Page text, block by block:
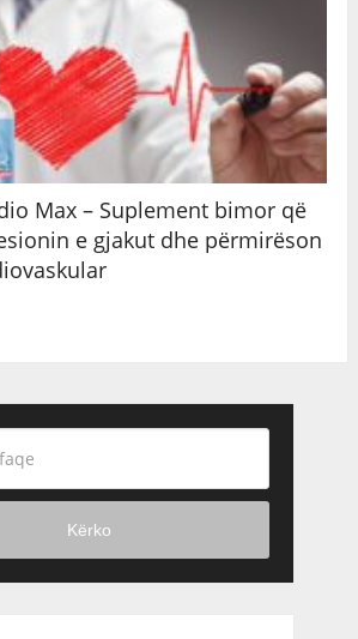
Max – Suplement bimor që
e gjakut dhe përmirëson
Kërko